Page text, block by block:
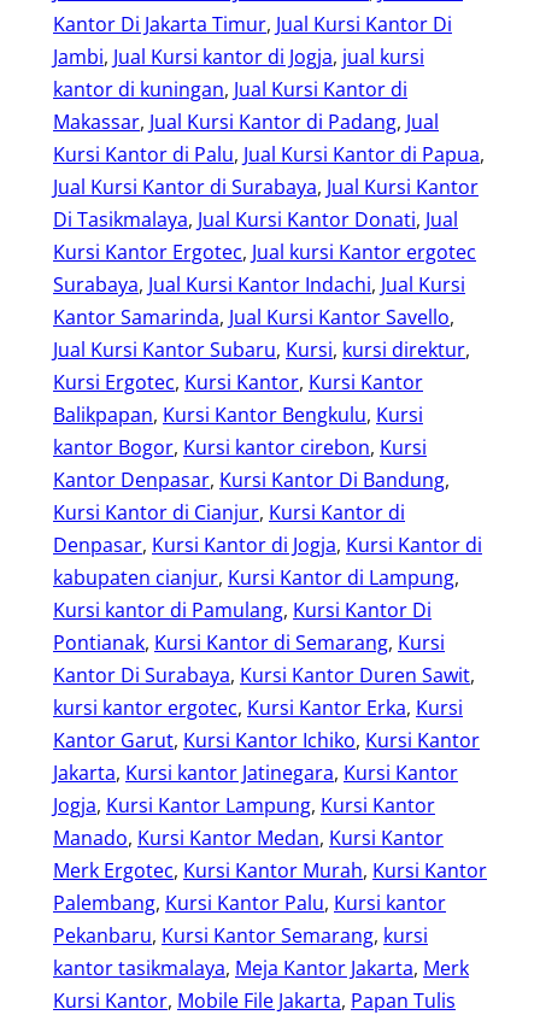
Kantor Di Jakarta Timur, Jual Kursi Kantor Di
Jambi, Jual Kursi kantor di Jogja, jual kursi
kantor di kuningan, Jual Kursi Kantor di
Makassar, Jual Kursi Kantor di Padang, Jual
Kursi Kantor di Palu, Jual Kursi Kantor di Papua
Jual Kursi Kantor di Surabaya, Jual Kursi Kantor
Di Tasikmalaya, Jual Kursi Kantor Donati, Jual
Kursi Kantor Ergotec, Jual kursi Kantor ergotec
Surabaya, Jual Kursi Kantor Indachi, Jual Kursi
Kantor Samarinda, Jual Kursi Kantor Savello
Jual Kursi Kantor Subaru, Kursi, kursi direktur
Kursi Ergotec, Kursi Kantor, Kursi Kantor
Balikpapan, Kursi Kantor Bengkulu, Kursi
kantor Bogor, Kursi kantor cirebon, Kursi
Kantor Denpasar, Kursi Kantor Di Bandung
Kursi Kantor di Cianjur, Kursi Kantor di
Denpasar, Kursi Kantor di Jogja, Kursi Kantor di
kabupaten cianjur, Kursi Kantor di Lampung
Kursi kantor di Pamulang, Kursi Kantor Di
Pontianak, Kursi Kantor di Semarang, Kursi
Kantor Di Surabaya, Kursi Kantor Duren Sawit
kursi kantor ergotec, Kursi Kantor Erka, Kursi
Kantor Garut, Kursi Kantor Ichiko, Kursi Kantor
Jakarta, Kursi kantor Jatinegara, Kursi Kantor
Jogja, Kursi Kantor Lampung, Kursi Kantor
Manado, Kursi Kantor Medan, Kursi Kantor
Merk Ergotec, Kursi Kantor Murah, Kursi Kantor
Palembang, Kursi Kantor Palu, Kursi kantor
Pekanbaru, Kursi Kantor Semarang, kursi
kantor tasikmalaya, Meja Kantor Jakarta, Merk
Kursi Kantor, Mobile File Jakarta, Papan Tulis